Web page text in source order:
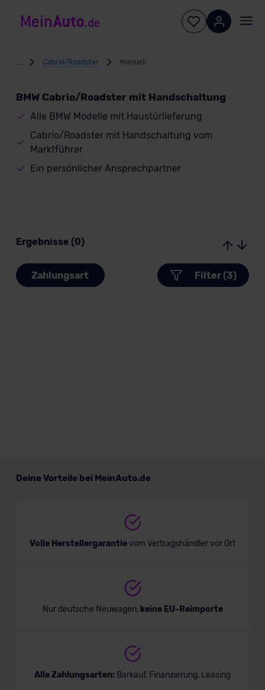
Cabrio/Roadster Manuell
BMW Cabrio/Roadster mit Handschaltung
Alle BMW Modelle mit Haustürlieferung
Cabrio/Roadster mit Handschaltung vom
Marktführer
Ein persönlicher Ansprechpartner
Ergebnisse (0)
Zahlungsart Filter (3)
Deine Vorteile bei MeinAuto.de
Volle Herstellergarantievom Vertragshändler vor Ort
Nur deutsche Neuwagen, keine EU-Reimporte
Alle Zahlungsarten: Barkauf, Finanzierung, Leasing